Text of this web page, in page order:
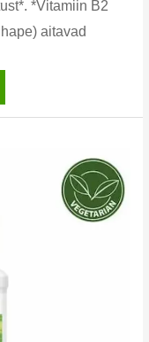
*Vitamiin B2
aitavad